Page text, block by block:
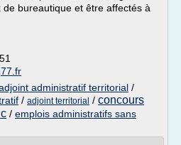
bureautique et être affectés à
administratif territorial /
/ adjoint territorial / concours
/ emplois administratifs sans